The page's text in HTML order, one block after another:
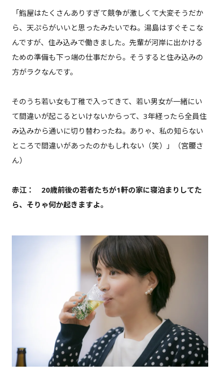
「鮨屋はたくさんありすぎて競争が激しくて大変そうだか
ら、天ぷらがいいと思ったみたいでね。湯島はすぐそこな
んですが、住み込みで働きました。先輩が河岸に出かける
ための準備も下っ端の仕事だから。そうすると住み込みの
方がラクなんです。
そのうち若い女も丁稚で入ってきて、若い男女が一緒にい
て間違いが起こるといけないからって、3年経ったら全員住
み込みから通いに切り替わったね。ありゃ、私の知らない
ところで間違いがあったのかもしれない（笑）」（宮腰さ
ん）
赤江： 20歳前後の若者たちが1軒の家に寝泊まりしてた
ら、そりゃ何か起きますよ。